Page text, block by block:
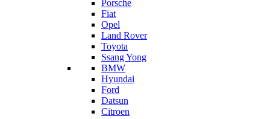
Porsche
Fiat
Opel
Land Rover
Toyota
Ssang Yong
BMW
Hyundai
Ford
Datsun
Citroen